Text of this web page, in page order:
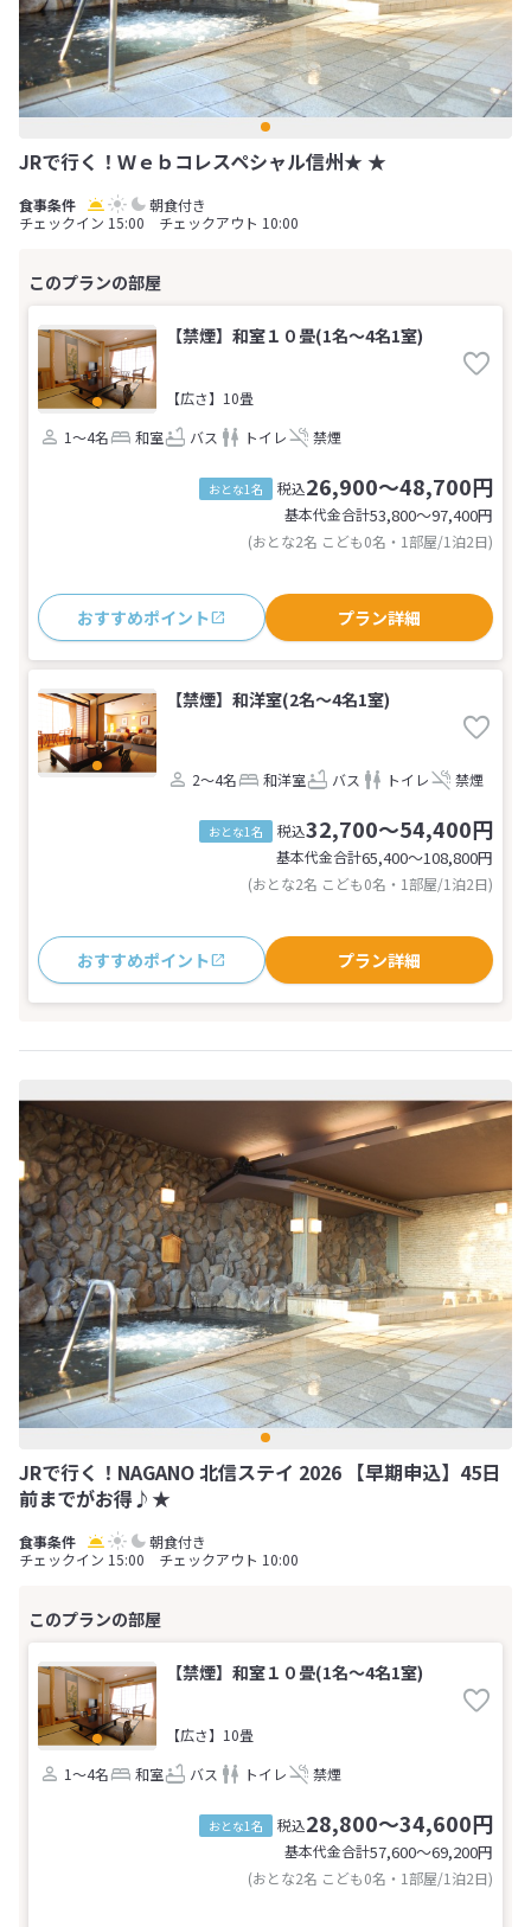
JRで行く！Ｗｅｂコレスペシャル信州★ ★
朝食付き
チェックイン 15:00 チェックアウト 10:00
【禁煙】和室１０畳(1名～4名1室)
【広さ】10畳
1～4名
和室 バス トイレ 禁煙
おとな1名 税込26,900～48,700円
基本代金合計53,800〜97,400円
(おとな2名 こども0名・1部屋/1泊2日)
おすすめポイント プラン詳細
【禁煙】和洋室(2名～4名1室)
2～4名 和洋室 バス トイレ 禁煙
おとな1名 税込32,700～54,400円
基本代金合計65,400〜108,800円
(おとな2名 こども0名・1部屋/1泊2日)
おすすめポイント プラン詳細
JRで行く！NAGANO 北信ステイ 2026 【早期申込】45日
前までがお得♪★
朝食付き
チェックイン 15:00 チェックアウト 10:00
【禁煙】和室１０畳(1名～4名1室)
【広さ】10畳
1～4名
和室 バス トイレ 禁煙
おとな1名 税込28,800～34,600円
基本代金合計57,600〜69,200円
(おとな2名 こども0名・1部屋/1泊2日)